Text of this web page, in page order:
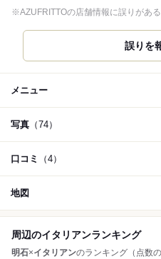
※AZUFRITTOの店舗情報に誤りがあ
誤りを
メニュー
写真 （74）
口コミ （4）
地図
周辺のイタリアンランキング
明石×イタリアンのランキング（点数